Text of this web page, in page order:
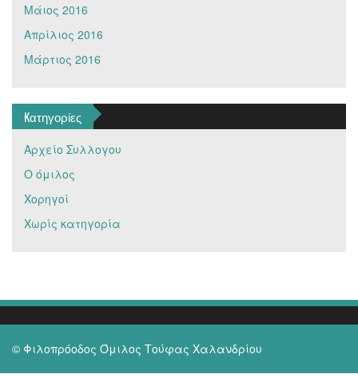
Μάιος 2016
Απρίλιος 2016
Μάρτιος 2016
Kατηγορίες
Αρχείο Συλλογου
Ο όμιλος
Χορηγοί
Χωρίς κατηγορία
© Φιλοπρόοδος Όμιλος Τούφας Χαλανδρίου